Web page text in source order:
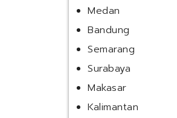
Medan
Bandung
Semarang
Surabaya
Makasar
Kalimantan